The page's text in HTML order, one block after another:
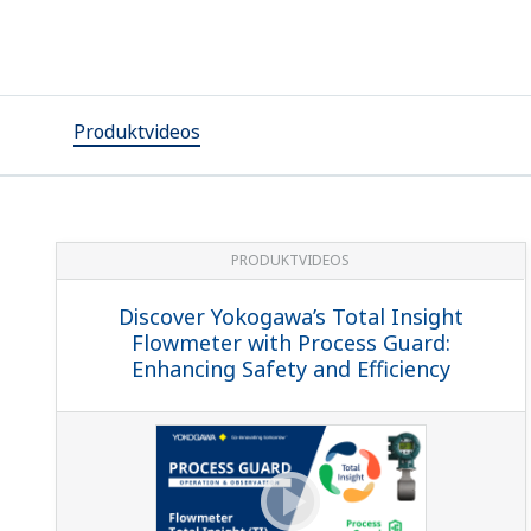
Produktvideos
PRODUKTVIDEOS
Discover Yokogawa’s Total Insight
Flowmeter with Process Guard:
Enhancing Safety and Efficiency